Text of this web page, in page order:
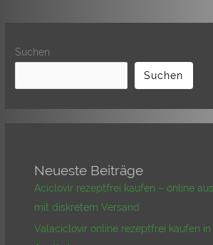
Suchen
Suchen
Neueste Beiträge
Aciclovir rezeptfrei kaufen – online
mit diskretem Versand
Valaciclovir online rezeptfrei kaufen